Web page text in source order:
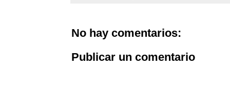
No hay comentarios:
Publicar un comentario